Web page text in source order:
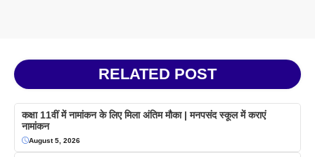
RELATED POST
कक्षा 11वीं में नामांकन के लिए मिला अंतिम मौका | मनपसंद स्कूल में कराएं
नामांकन
August 5, 2026